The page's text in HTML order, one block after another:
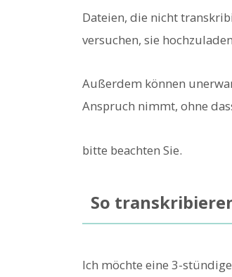
Dateien, die nicht
versuchen, sie
Außerdem können
Anspruch nimmt, ohne
bitte beachten Sie.
So
Ich möchte eine 3-